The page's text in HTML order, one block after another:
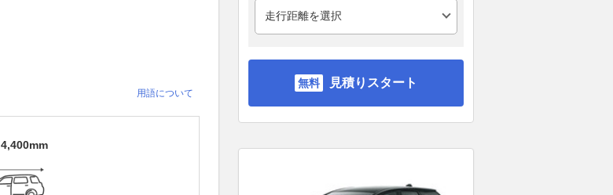
用語について
4,400mm
見積りスタート